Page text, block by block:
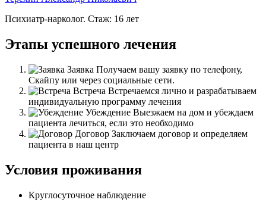
Психиатр-нарколог. Стаж: 16 лет
Этапы успешного лечения
Заявка Получаем вашу заявку по телефону,
Скайпу или через социальные сети.
Встреча Встречаемся лично и разрабатываем
индивидуальную программу лечения
Убеждение Выезжаем на дом и убеждаем
пациента лечиться, если это необходимо
Договор Заключаем договор и определяем
пациента в наш центр
Условия проживания
Круглосуточное наблюдение